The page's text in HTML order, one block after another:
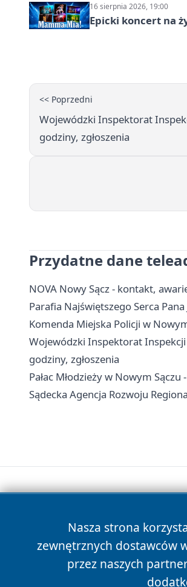
16 sierpnia 2026, 19:00
Epicki koncert na
<< Poprzedni
Wojewódzki Inspektorat
godziny, zgłoszenia
Przydatne dane
NOVA Nowy Sącz - kontakt,
Parafia Najświętszego Serca
Komenda Miejska Policji w
Wojewódzki Inspektorat
godziny, zgłoszenia
Pałac Młodzieży w Nowym
Sądecka Agencja Rozwoju
Nasza strona
zewnętrznych dostawców
przez naszych